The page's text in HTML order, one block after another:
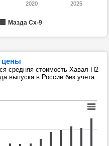
Мазда Сх-9
2020 2025
цены
средняя стоимость Хавал Н2
выпуска в России без учета